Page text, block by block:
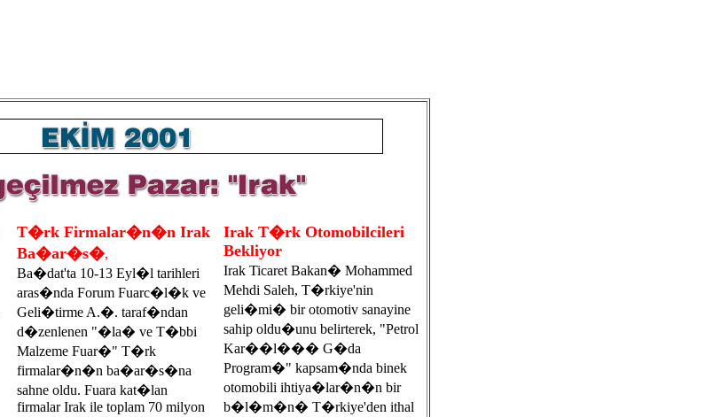
T�rk Firmalar�n�n Irak
Ba�ar�s�,
Ba�dat'ta 10-13 Eyl�l tarihleri
aras�nda Forum Fuarc�l�k ve
Geli�tirme A.�. taraf�ndan
d�zenlenen "�la� ve T�bbi
Malzeme Fuar�" T�rk
firmalar�n�n ba�ar�s�na
sahne oldu. Fuara kat�lan
firmalar Irak ile toplam 70 milyon
Irak T�rk Otomobilcileri
Bekliyor
Irak Ticaret Bakan� Mohammed
Mehdi Saleh, T�rkiye'nin
geli�mi� bir otomotiv sanayine
sahip oldu�unu belirterek, "Petrol
Kar��l��� G�da
Program�" kapsam�nda binek
otomobili ihtiya�lar�n�n bir
b�l�m�n� T�rkiye'den ithal